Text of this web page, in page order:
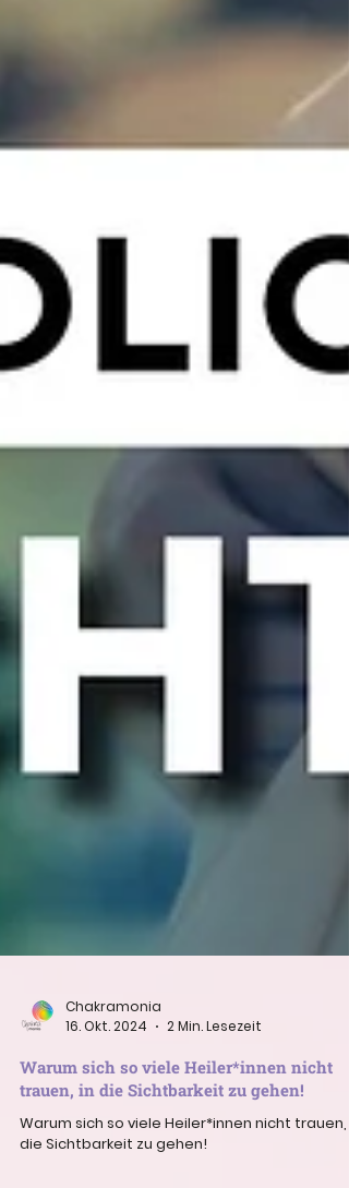
Chakramonia
16. Okt. 2024
2 Min. Lesezeit
Warum sich so viele Heiler*innen nicht
trauen, in die Sichtbarkeit zu gehen!